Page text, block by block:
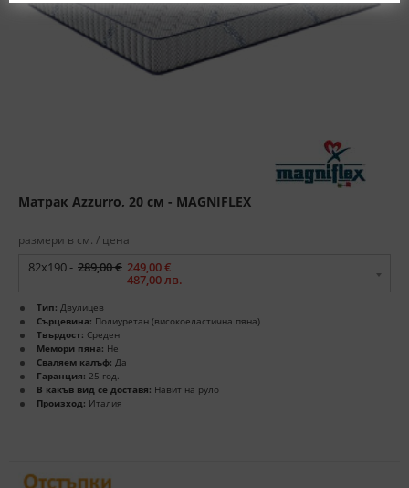
Матрак Azzurro, 20 см - MAGNIFLEX
размери в см. / цена
82x190 - 289,00 € 249,00 €
487,00 лв.
Тип: Двулицев
Сърцевина: Полиуретан (високоеластична пяна)
Твърдост: Среден
Мемори пяна: Не
Сваляем калъф: Да
Гаранция: 25 год.
В какъв вид се доставя: Навит на руло
Произход: Италия